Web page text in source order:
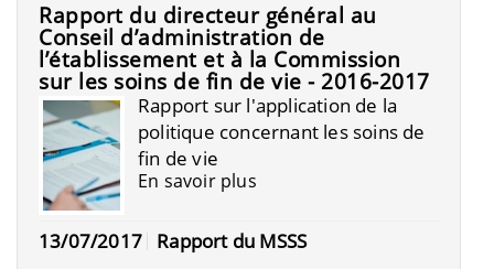
Rapport du directeur général au
Conseil d’administration de
l’établissement et à la Commission
sur les soins de fin de vie - 2016-2017
Rapport sur l'application de la
politique concernant les soins de
fin de vie
En savoir plus
13/07/2017 Rapport du MSSS